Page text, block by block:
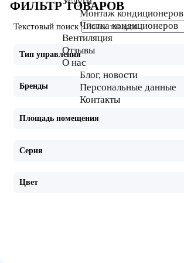
Монтаж кондиционеров
Чистка кондиционеров
Вентиляция
Отзывы
О нас
Блог, новости
Персональные данные
Контакты
ФИЛЬТР ТОВАРОВ
Текстовый поиск
Тип управления
Бренды
Площадь помещения
Серия
Цвет